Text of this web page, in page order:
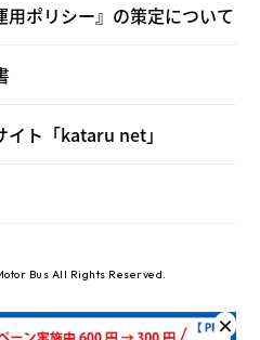
×
用ポリシー』の策定について
イト「kataru net」
Bus All Rights Reserved.